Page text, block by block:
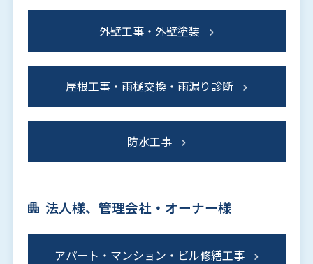
外壁工事・外壁塗装
屋根工事・雨樋交換・雨漏り診断
防水工事
法人様、管理会社・オーナー様
アパート・マンション・ビル修繕工事